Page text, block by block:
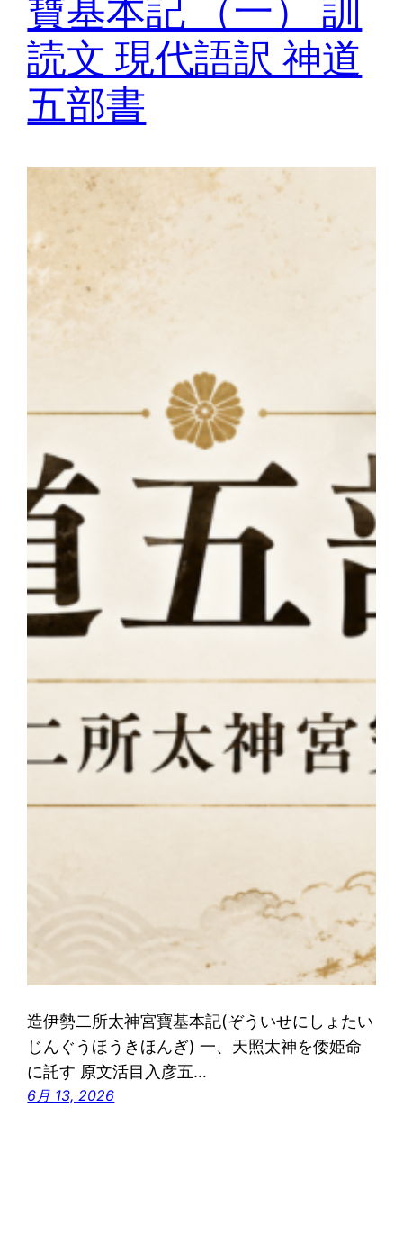
寶基本記 （一） 訓
読文 現代語訳 神道
五部書
造伊勢二所太神宮寶基本記(ぞういせにしょたい
じんぐうほうきほんぎ) 一、天照太神を倭姫命
に託す 原文活目入彦五…
6月 13, 2026